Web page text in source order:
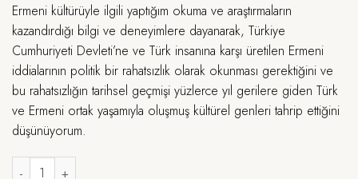
Ermeni kültürüyle ilgili yaptığım okuma ve araştırmaların
kazandırdığı bilgi ve deneyimlere dayanarak, Türkiye
Cumhuriyeti Devleti’ne ve Türk insanına karşı üretilen Ermeni
iddialarının politik bir rahatsızlık olarak okunması gerektiğini ve
bu rahatsızlığın tarihsel geçmişi yüzlerce yıl gerilere giden Türk
ve Ermeni ortak yaşamıyla oluşmuş kültürel genleri tahrip ettiğini
düşünüyorum.
Ermeni İddiaları ve Tamalgı Sorunu adet